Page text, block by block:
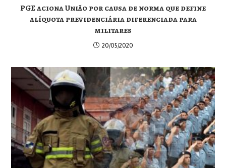
PGE aciona União por causa de norma que define
alíquota previdenciária diferenciada para
militares
20/05/2020